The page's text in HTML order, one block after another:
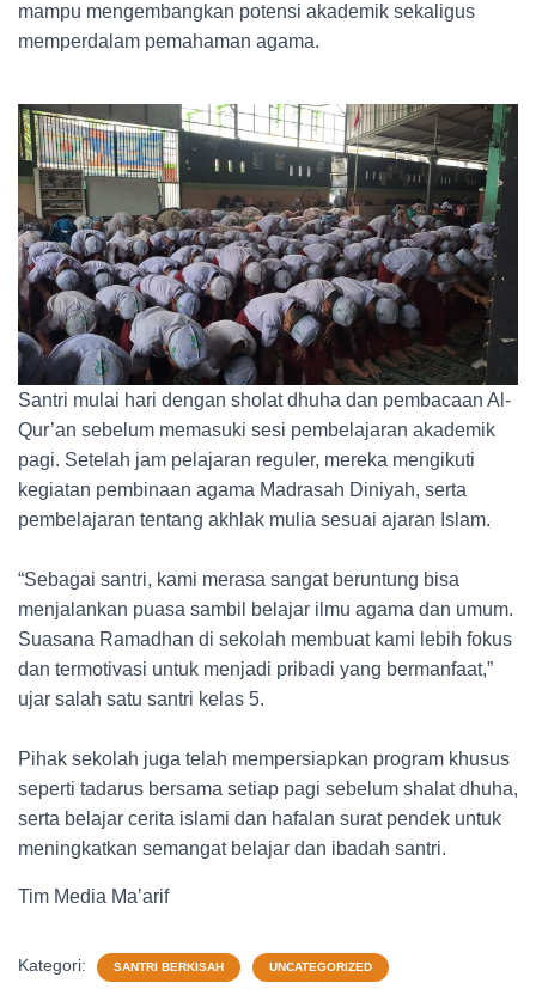
mampu mengembangkan potensi akademik sekaligus
memperdalam pemahaman agama.
Santri mulai hari dengan sholat dhuha dan pembacaan Al-
Qur’an sebelum memasuki sesi pembelajaran akademik
pagi. Setelah jam pelajaran reguler, mereka mengikuti
kegiatan pembinaan agama Madrasah Diniyah, serta
pembelajaran tentang akhlak mulia sesuai ajaran Islam.
“Sebagai santri, kami merasa sangat beruntung bisa
menjalankan puasa sambil belajar ilmu agama dan umum.
Suasana Ramadhan di sekolah membuat kami lebih fokus
dan termotivasi untuk menjadi pribadi yang bermanfaat,”
ujar salah satu santri kelas 5.
Pihak sekolah juga telah mempersiapkan program khusus
seperti tadarus bersama setiap pagi sebelum shalat dhuha,
serta belajar cerita islami dan hafalan surat pendek untuk
meningkatkan semangat belajar dan ibadah santri.
Tim Media Ma’arif
Kategori: SANTRI BERKISAH UNCATEGORIZED